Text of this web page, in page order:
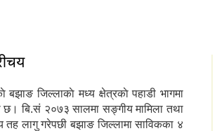
जिल्लाकाे मध्य क्षेत्रकाे पहाडी भागमा
छ। बि.सं २०७३ सालमा सङ्गीय मामिला तथा
तह लागु गरेपछी बझाङ जिल्लामा साविकका ४